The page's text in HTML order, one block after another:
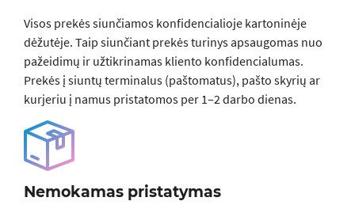
Visos prеkės siunčiamos konfidencialioje kartoninėje
dėžutėje. Taip siunčiant prekės turinys apsaugomas nuo
pažeidimų ir užtikrinamas kliento konfidencialumas.
Prekės į siuntų terminalus (paštomatus), pašto skyrių ar
kurjeriu į namus pristatomos per 1–2 darbo dienas.
Nemokamas pristatymas